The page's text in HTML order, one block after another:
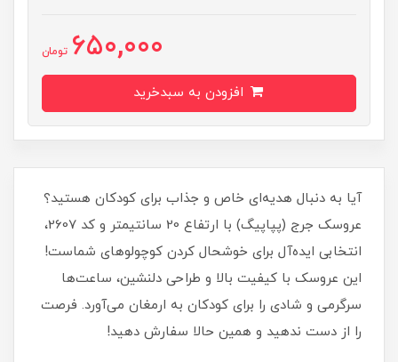
650,000 تومان
آیا به دنبال هدیه‌ای خاص و جذاب برای کودکان هستید؟
عروسک جرج (پپاپیگ) با ارتفاع 20 سانتیمتر و کد 2607،
انتخابی ایده‌آل برای خوشحال کردن کوچولوهای شماست!
این عروسک با کیفیت بالا و طراحی دلنشین، ساعت‌ها
سرگرمی و شادی را برای کودکان به ارمغان می‌آورد. فرصت
را از دست ندهید و همین حالا سفارش دهید!